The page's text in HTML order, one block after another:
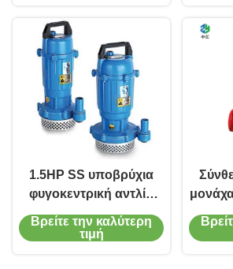
1.5HP SS υποβρύχια
φυγοκεντρική αντλία
σκηνικής ενιαία
αναρρόφησης αντλιών
Βρείτε την καλύτερη
τιμή